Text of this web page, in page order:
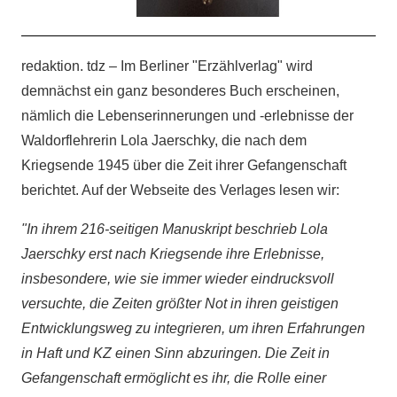
redaktion. tdz – Im Berliner "Erzählverlag" wird
demnächst ein ganz besonderes Buch erscheinen,
nämlich die Lebenserinnerungen und -erlebnisse der
Waldorflehrerin Lola Jaerschky, die nach dem
Kriegsende 1945 über die Zeit ihrer Gefangenschaft
berichtet. Auf der Webseite des Verlages lesen wir:
"In ihrem 216-seitigen Manuskript beschrieb Lola
Jaerschky erst nach Kriegsende ihre Erlebnisse,
insbesondere, wie sie immer wieder eindrucksvoll
versuchte, die Zeiten größter Not in ihren geistigen
Entwicklungsweg zu integrieren, um ihren Erfahrungen
in Haft und KZ einen Sinn abzuringen. Die Zeit in
Gefangenschaft ermöglicht es ihr, die Rolle einer